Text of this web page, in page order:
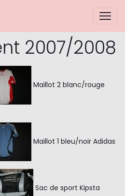
2007/2008
Maillot 2 blanc/rouge
Maillot 1 bleu/noir Adidas
Sac de sport Kipsta